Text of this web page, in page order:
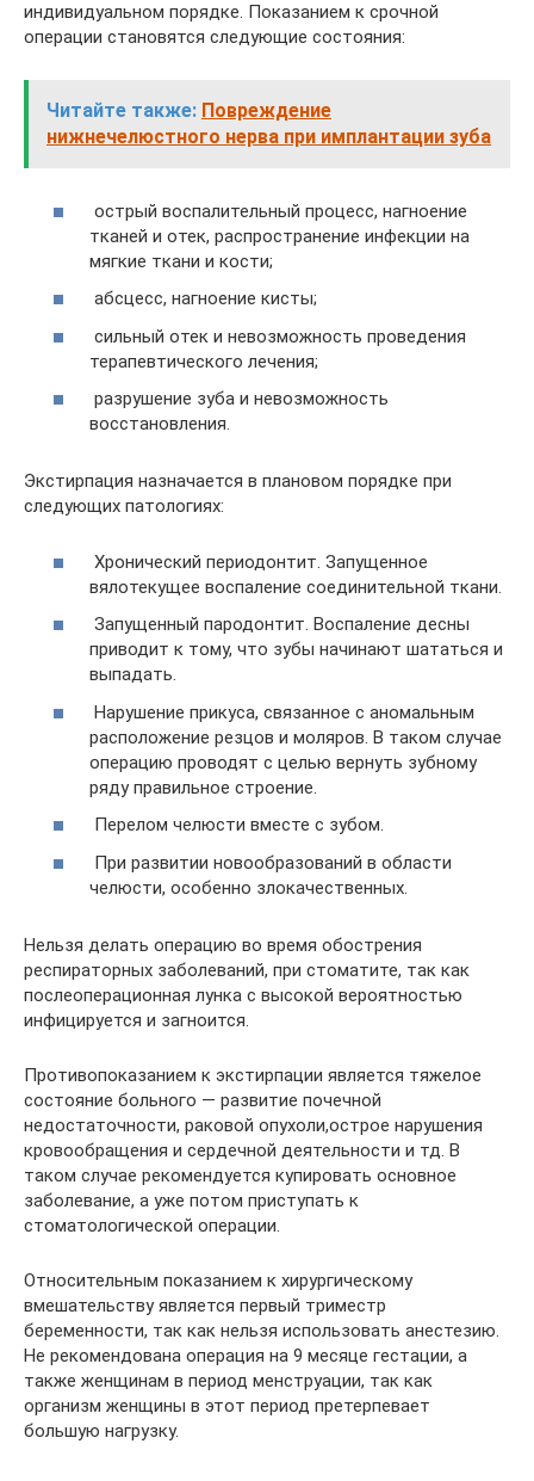
индивидуальном порядке. Показанием к срочной
операции становятся следующие состояния:
Читайте также: Повреждение
нижнечелюстного нерва при имплантации зуба
острый воспалительный процесс, нагноение
тканей и отек, распространение инфекции на
мягкие ткани и кости;
абсцесс, нагноение кисты;
сильный отек и невозможность проведения
терапевтического лечения;
разрушение зуба и невозможность
восстановления.
Экстирпация назначается в плановом порядке при
следующих патологиях:
Хронический периодонтит. Запущенное
вялотекущее воспаление соединительной ткани.
Запущенный пародонтит. Воспаление десны
приводит к тому, что зубы начинают шататься и
выпадать.
Нарушение прикуса, связанное с аномальным
расположение резцов и моляров. В таком случае
операцию проводят с целью вернуть зубному
ряду правильное строение.
Перелом челюсти вместе с зубом.
При развитии новообразований в области
челюсти, особенно злокачественных.
Нельзя делать операцию во время обострения
респираторных заболеваний, при стоматите, так как
послеоперационная лунка с высокой вероятностью
инфицируется и загноится.
Противопоказанием к экстирпации является тяжелое
состояние больного — развитие почечной
недостаточности, раковой опухоли,острое нарушения
кровообращения и сердечной деятельности и тд. В
таком случае рекомендуется купировать основное
заболевание, а уже потом приступать к
стоматологической операции.
Относительным показанием к хирургическому
вмешательству является первый триместр
беременности, так как нельзя использовать анестезию.
Не рекомендована операция на 9 месяце гестации, а
также женщинам в период менструации, так как
организм женщины в этот период претерпевает
большую нагрузку.